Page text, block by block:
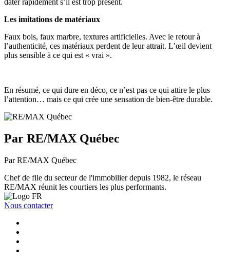
dater rapidement s’il est trop présent.
Les imitations de matériaux
Faux bois, faux marbre, textures artificielles. Avec le retour à
l’authenticité, ces matériaux perdent de leur attrait. L’œil devient
plus sensible à ce qui est « vrai ».
En résumé, ce qui dure en déco, ce n’est pas ce qui attire le plus
l’attention… mais ce qui crée une sensation de bien-être durable.
Par RE/MAX Québec
Par RE/MAX Québec
Chef de file du secteur de l'immobilier depuis 1982, le réseau
RE/MAX réunit les courtiers les plus performants.
Nous contacter